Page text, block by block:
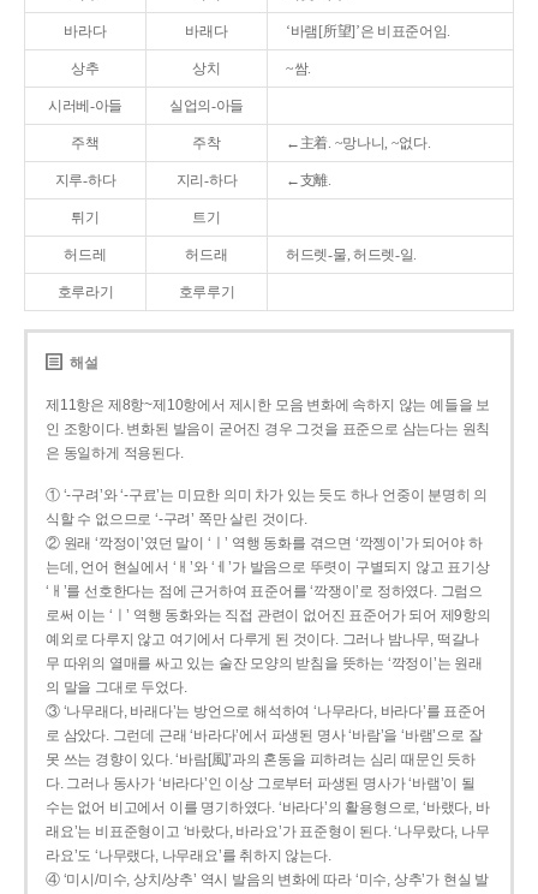
바라다 바래다 ‘바램[所望]’은 비표준어임.
상추 상치 ~쌈.
시러베-아들 실업의-아들
주책 주착 ←主着. ~망나니, ~없다.
지루-하다 지리-하다 ←支離.
튀기 트기
허드레 허드래 허드렛-물, 허드렛-일.
호루라기 호루루기
해설
제11항은 제8항~제10항에서 제시한 모음 변화에 속하지 않는 예들을 보
인 조항이다. 변화된 발음이 굳어진 경우 그것을 표준으로 삼는다는 원칙
은 동일하게 적용된다.
① ‘-구려’와 ‘-구료’는 미묘한 의미 차가 있는 듯도 하나 언중이 분명히 의
식할 수 없으므로 ‘-구려’ 쪽만 살린 것이다.
② 원래 ‘깍정이’였던 말이 ‘ㅣ’ 역행 동화를 겪으면 ‘깍젱이’가 되어야 하
는데, 언어 현실에서 ‘ㅐ’와 ‘ㅔ’가 발음으로 뚜렷이 구별되지 않고 표기상
‘ㅐ’를 선호한다는 점에 근거하여 표준어를 ‘깍쟁이’로 정하였다. 그럼으
로써 이는 ‘ㅣ’ 역행 동화와는 직접 관련이 없어진 표준어가 되어 제9항의
예외로 다루지 않고 여기에서 다루게 된 것이다. 그러나 밤나무, 떡갈나
무 따위의 열매를 싸고 있는 술잔 모양의 받침을 뜻하는 ‘깍정이’는 원래
의 말을 그대로 두었다.
③ ‘나무래다, 바래다’는 방언으로 해석하여 ‘나무라다, 바라다’를 표준어
로 삼았다. 그런데 근래 ‘바라다’에서 파생된 명사 ‘바람’을 ‘바램’으로 잘
못 쓰는 경향이 있다. ‘바람[風]’과의 혼동을 피하려는 심리 때문인 듯하
다. 그러나 동사가 ‘바라다’인 이상 그로부터 파생된 명사가 ‘바램’이 될
수는 없어 비고에서 이를 명기하였다. ‘바라다’의 활용형으로, ‘바랬다, 바
래요’는 비표준형이고 ‘바랐다, 바라요’가 표준형이 된다. ‘나무랐다, 나무
라요’도 ‘나무랬다, 나무래요’를 취하지 않는다.
④ ‘미시/미수, 상치/상추’ 역시 발음의 변화에 따라 ‘미수, 상추’가 현실 발